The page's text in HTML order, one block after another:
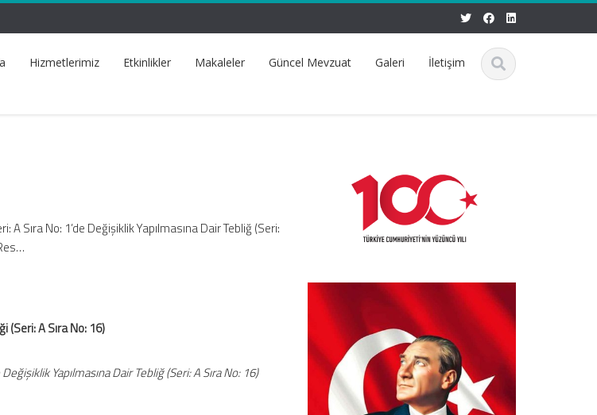
Hizmetlerimiz Etkinlikler Makaleler Güncel Mevzuat Galeri İletişim
A Sıra No: 1’de Değişiklik Yapılmasına Dair Tebliğ (Seri:
(Seri: A Sıra No: 16)
Yapılmasına Dair Tebliğ (Seri: A Sıra No: 16)